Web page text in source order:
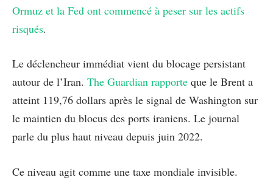
Ormuz et la Fed ont commencé à peser sur les actifs
risqués.
Le déclencheur immédiat vient du blocage persistant
autour de l’Iran. The Guardian rapporte que le Brent a
atteint 119,76 dollars après le signal de Washington sur
le maintien du blocus des ports iraniens. Le journal
parle du plus haut niveau depuis juin 2022.
Ce niveau agit comme une taxe mondiale invisible.